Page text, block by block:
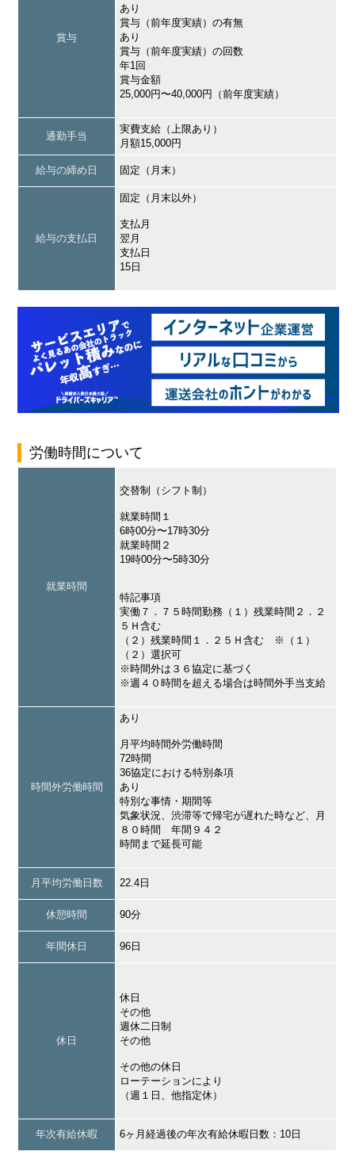
賞与
あり
賞与（前年度実績）の有無
あり
賞与（前年度実績）の回数
年1回
賞与金額
25,000円〜40,000円（前年度実績）
通勤手当
実費支給（上限あり）
月額15,000円
給与の締め日 固定（月末）
給与の支払日
固定（月末以外）
支払月
翌月
支払日
15日
労働時間について
就業時間
交替制（シフト制）
就業時間１
6時00分〜17時30分
就業時間２
19時00分〜5時30分
特記事項
実働７．７５時間勤務（１）残業時間２．２
５Ｈ含む
（２）残業時間１．２５Ｈ含む ※（１）
（２）選択可
※時間外は３６協定に基づく
※週４０時間を超える場合は時間外手当支給
時間外労働時間
あり
月平均時間外労働時間
72時間
36協定における特別条項
あり
特別な事情・期間等
気象状況、渋滞等で帰宅が遅れた時など、月
８０時間 年間９４２
時間まで延長可能
月平均労働日数 22.4日
休憩時間 90分
年間休日 96日
休日
休日
その他
週休二日制
その他
その他の休日
ローテーションにより
（週１日、他指定休）
年次有給休暇 6ヶ月経過後の年次有給休暇日数：10日